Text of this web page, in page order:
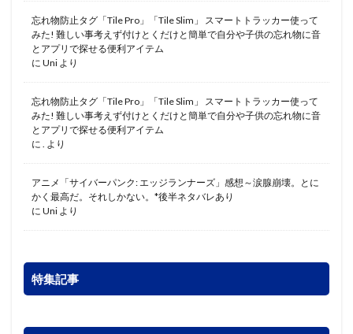
忘れ物防止タグ「Tile Pro」「Tile Slim」 スマートトラッカー使って
みた! 難しい事考えず付けとくだけと簡単で自分や子供の忘れ物に音
とアプリで探せる便利アイテム
に Uni より
忘れ物防止タグ「Tile Pro」「Tile Slim」 スマートトラッカー使って
みた! 難しい事考えず付けとくだけと簡単で自分や子供の忘れ物に音
とアプリで探せる便利アイテム
に . より
アニメ「サイバーパンク: エッジランナーズ」感想～涙腺崩壊。とに
かく最高だ。それしかない。*後半ネタバレあり
に Uni より
特集記事